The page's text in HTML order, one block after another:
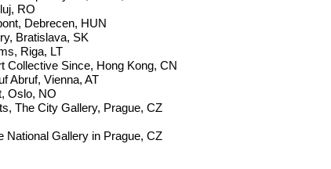
RO
Debrecen, HUN
Bratislava, SK
Riga, LT
Collective Since, Hong Kong, CN
Abruf, Vienna, AT
Oslo, NO
The City Gallery, Prague, CZ
National Gallery in Prague, CZ